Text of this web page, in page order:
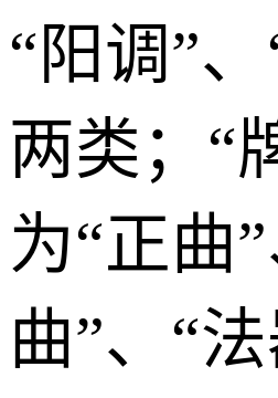
“阳调”
两类；“
为“正曲
曲”、“